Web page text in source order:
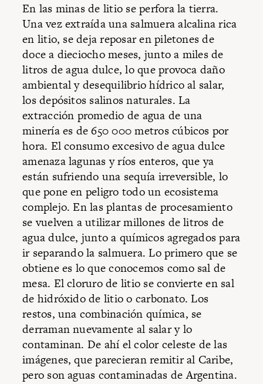
En las minas de litio se perfora la tierra.
Una vez extraída una salmuera alcalina rica
en litio, se deja reposar en piletones de
doce a dieciocho meses, junto a miles de
litros de agua dulce, lo que provoca daño
ambiental y desequilibrio hídrico al salar,
los depósitos salinos naturales. La
extracción promedio de agua de una
minería es de 650 000 metros cúbicos por
hora. El consumo excesivo de agua dulce
amenaza lagunas y ríos enteros, que ya
están sufriendo una sequía irreversible, lo
que pone en peligro todo un ecosistema
complejo. En las plantas de procesamiento
se vuelven a utilizar millones de litros de
agua dulce, junto a químicos agregados para
ir separando la salmuera. Lo primero que se
obtiene es lo que conocemos como sal de
mesa. El cloruro de litio se convierte en sal
de hidróxido de litio o carbonato. Los
restos, una combinación química, se
derraman nuevamente al salar y lo
contaminan. De ahí el color celeste de las
imágenes, que parecieran remitir al Caribe,
pero son aguas contaminadas de Argentina.